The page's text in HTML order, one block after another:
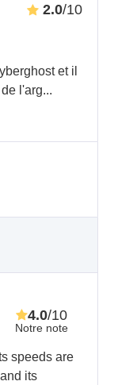
2.0/10
et il
l'arg...
Notre note
4.0/10
speeds are
its